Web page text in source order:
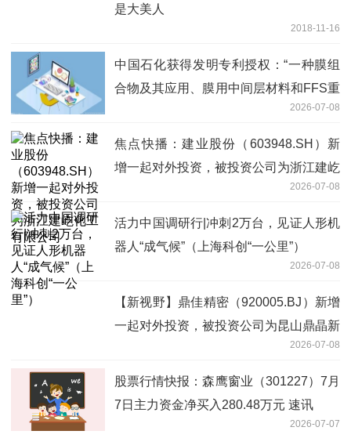
是大美人
2018-11-16
中国石化获得发明专利授权：“一种膜组
合物及其应用、膜用中间层材料和FFS重
2026-07-08
焦点快播：建业股份（603948.SH）新
增一起对外投资，被投资公司为浙江建屹
2026-07-08
活力中国调研行|冲刺2万台，见证人形机
器人“成气候”（上海科创“一公里”）
2026-07-08
【新视野】鼎佳精密（920005.BJ）新增
一起对外投资，被投资公司为昆山鼎晶新
2026-07-08
股票行情快报：森鹰窗业（301227）7月
7日主力资金净买入280.48万元 速讯
2026-07-07